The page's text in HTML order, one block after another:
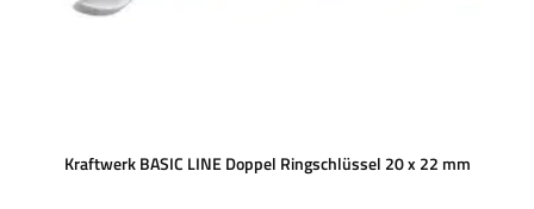
Kraftwerk BASIC LINE Doppel Ringschlüssel 20 x 22 mm